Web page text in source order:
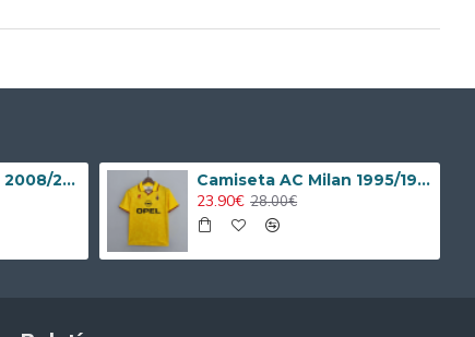
Camiseta AC Milan 2008/2009 Local Retro Niño Kit Camiseta AC Milan 1995/1996 Alternativo Retro
23.90€ 28.00€